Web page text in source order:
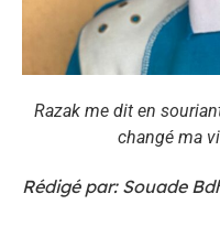
Razak me dit en
changé ma
Rédigé par: Souade